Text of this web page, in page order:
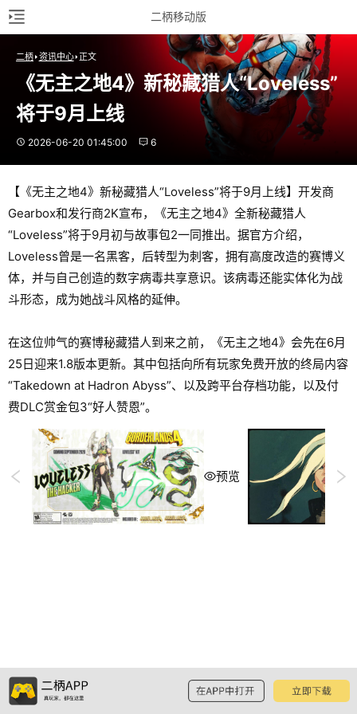
二柄移动版
二柄 资讯中心 正文
《无主之地4》新秘藏猎人“Loveless”
将于9月上线
2026-06-20 01:45:00 6
【《无主之地4》新秘藏猎人“Loveless”将于9月上线】开发商
Gearbox和发行商2K宣布，《无主之地4》全新秘藏猎人
“Loveless”将于9月初与故事包2一同推出。据官方介绍，
Loveless曾是一名黑客，后转型为刺客，拥有高度改造的赛博义
体，并与自己创造的数字病毒共享意识。该病毒还能实体化为战
斗形态，成为她战斗风格的延伸。
在这位帅气的赛博秘藏猎人到来之前，《无主之地4》会先在6月
25日迎来1.8版本更新。其中包括向所有玩家免费开放的终局内容
“Takedown at Hadron Abyss”、以及跨平台存档功能，以及付
费DLC赏金包3“好人赞恩”。
预览